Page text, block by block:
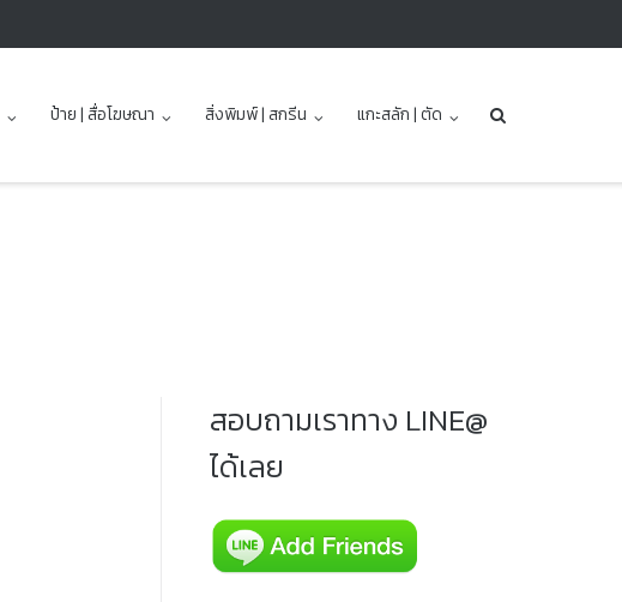
ป้าย | สื่อโฆษณา สิ่งพิมพ์ | สกรีน แกะสลัก | ตัด
สอบถามเราทาง LINE@
ได้เลย